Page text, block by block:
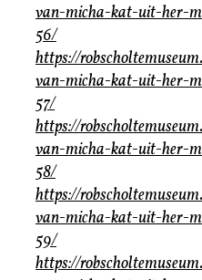
van-micha-kat-uit-her-
56/
https://
van-micha-kat-uit-her-
57/
https://
van-micha-kat-uit-her-
58/
https://
van-micha-kat-uit-her-
59/
https://